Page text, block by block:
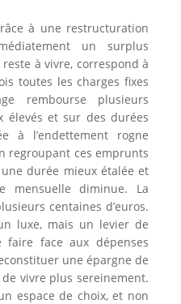
à une restructuration
un surplus
à vivre, correspond à
toutes les charges fixes
rembourse plusieurs
élevés et sur des durées
à l’endettement rogne
regroupant ces emprunts
durée mieux étalée et
mensuelle diminue. La
centaines d’euros.
luxe, mais un levier de
face aux dépenses
une épargne de
vivre plus sereinement.
espace de choix, et non